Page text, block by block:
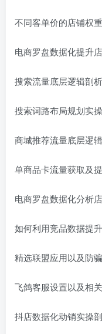
不同客单价的店铺权
电商罗盘数据化提升
搜索流量底层逻辑剖析
搜索词路布局规划实操
商城推荐流量底层逻
单商品卡流量获取及
电商罗盘数据化分析
如何利用竞品数据提
精选联盟应用以及防
飞鸽客服设置以及相
抖店数据化动销实操